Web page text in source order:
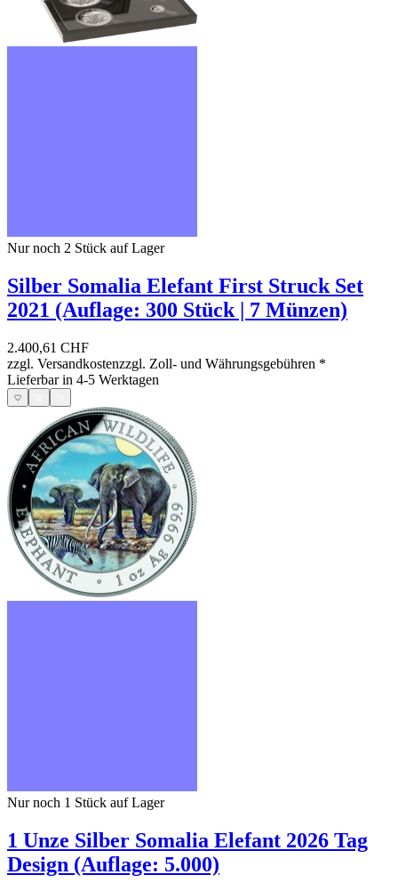
Nur noch 2 Stück auf Lager
Silber Somalia Elefant First Struck Set
2021 (Auflage: 300 Stück | 7 Münzen)
2.400,61 CHF
zzgl. Versandkostenzzgl. Zoll- und Währungsgebühren *
Lieferbar in 4-5 Werktagen
Nur noch 1 Stück auf Lager
1 Unze Silber Somalia Elefant 2026 Tag
Design (Auflage: 5.000)